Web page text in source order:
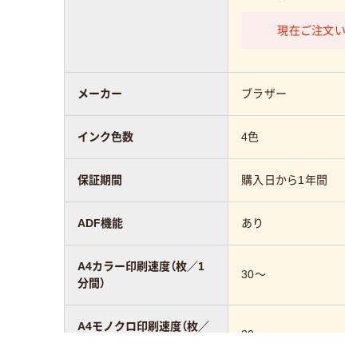
現在ご注文
メーカー ブラザー
インク色数 4色
保証期間 購入日から1年間
ADF機能 あり
A4カラー印刷速度（枚／1
分間）
30～
A4モノクロ印刷速度（枚／
30～